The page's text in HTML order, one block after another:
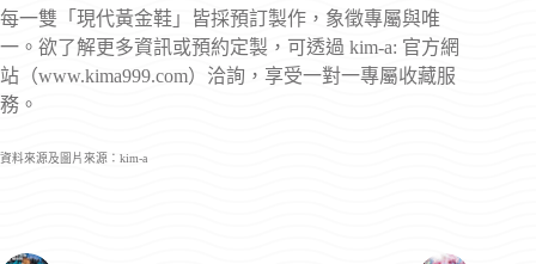
每一雙「現代黃金鞋」皆採預訂製作，象徵專屬與唯
一。欲了解更多資訊或預約定製，可透過 kim-a: 官方網
站（www.kima999.com）洽詢，享受一對一專屬收藏服
務。
資料來源及圖片來源：kim-a